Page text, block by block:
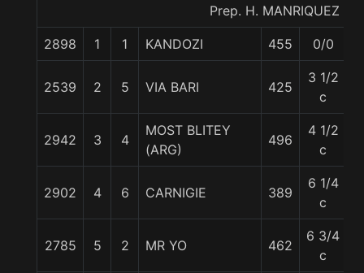
Prep. H. MANRIQUEZ F.
2898 1 1 KANDOZI 455 0/0
2539 2 5 VIA BARI 425
3 1/2
c
2942 3 4
MOST BLITEY
(ARG)
496
4 1/2
c
2902 4 6 CARNIGIE 389
6 1/4
c
2785 5 2 MR YO 462
6 3/4
c